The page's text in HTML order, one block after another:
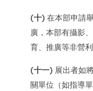
(十)在本部申請
廣，本部有攝影
育、推廣等非營
(十一) 展出者如
關單位（如指導